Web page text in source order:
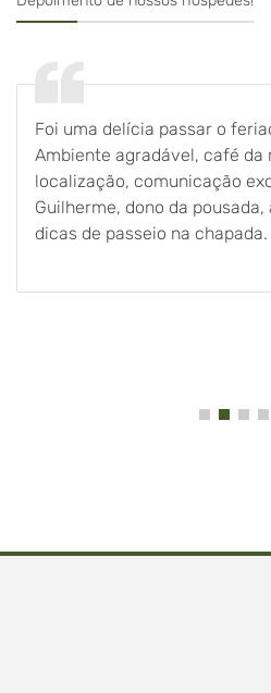
Foi uma delícia passar o
Ambiente agradável, café da
localização, comunicação
Guilherme, dono da
dicas de passeio na chapada.